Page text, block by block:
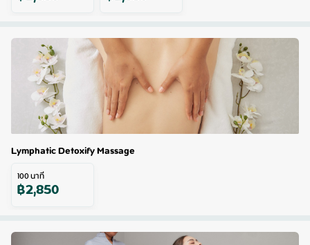
Lymphatic Detoxify Massage
100นาที
฿2,850